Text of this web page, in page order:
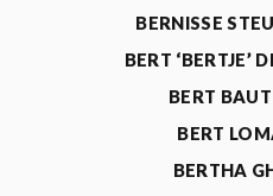
BERNISSE
BERT ‘BERTJE’
BERT
BERT
BERTHA